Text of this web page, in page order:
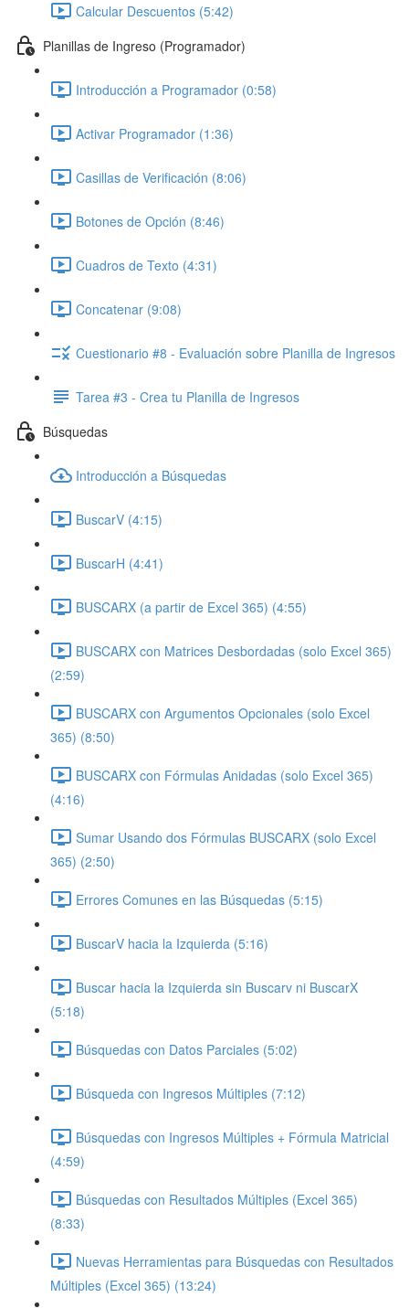
Calcular Descuentos (5:42)
Planillas de Ingreso (Programador)
Introducción a Programador (0:58)
Activar Programador (1:36)
Casillas de Verificación (8:06)
Botones de Opción (8:46)
Cuadros de Texto (4:31)
Concatenar (9:08)
Cuestionario #8 - Evaluación sobre Planilla de Ingresos
Tarea #3 - Crea tu Planilla de Ingresos
Búsquedas
Introducción a Búsquedas
BuscarV (4:15)
BuscarH (4:41)
BUSCARX (a partir de Excel 365) (4:55)
BUSCARX con Matrices Desbordadas (solo Excel 365)
(2:59)
BUSCARX con Argumentos Opcionales (solo Excel
365) (8:50)
BUSCARX con Fórmulas Anidadas (solo Excel 365)
(4:16)
Sumar Usando dos Fórmulas BUSCARX (solo Excel
365) (2:50)
Errores Comunes en las Búsquedas (5:15)
BuscarV hacia la Izquierda (5:16)
Buscar hacia la Izquierda sin Buscarv ni BuscarX
(5:18)
Búsquedas con Datos Parciales (5:02)
Búsqueda con Ingresos Múltiples (7:12)
Búsquedas con Ingresos Múltiples + Fórmula Matricial
(4:59)
Búsquedas con Resultados Múltiples (Excel 365)
(8:33)
Nuevas Herramientas para Búsquedas con Resultados
Múltiples (Excel 365) (13:24)